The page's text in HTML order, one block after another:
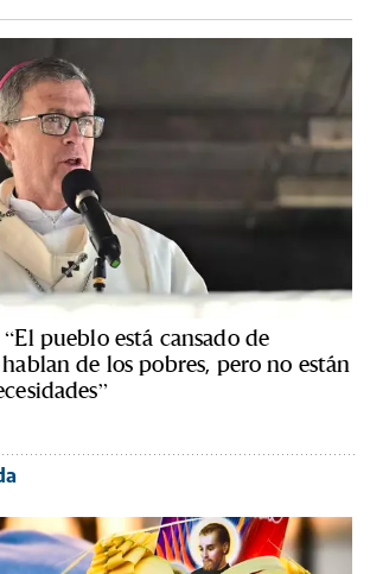
pueblo está cansado de
de los pobres, pero no están